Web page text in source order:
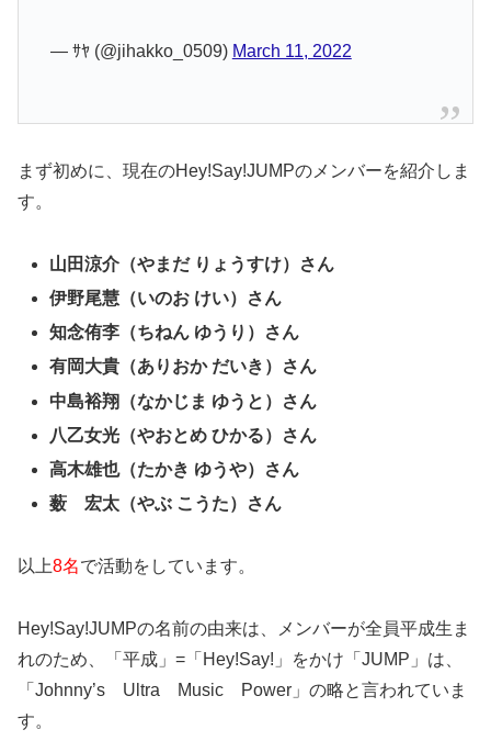
— ｻﾔ (@jihakko_0509) March 11, 2022
まず初めに、現在のHey!Say!JUMPのメンバーを紹介しま
す。
山田涼介（やまだ りょうすけ）さん
伊野尾慧（いのお けい）さん
知念侑李（ちねん ゆうり）さん
有岡大貴（ありおか だいき）さん
中島裕翔（なかじま ゆうと）さん
八乙女光（やおとめ ひかる）さん
高木雄也（たかき ゆうや）さん
薮 宏太（やぶ こうた）さん
以上8名で活動をしています。
Hey!Say!JUMPの名前の由来は、メンバーが全員平成生ま
れのため、「平成」=「Hey!Say!」をかけ「JUMP」は、
「Johnny’s Ultra Music Power」の略と言われていま
す。